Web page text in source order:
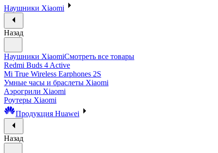
Наушники Xiaomi
Назад
Наушники XiaomiСмотреть все товары
Redmi Buds 4 Active
Mi True Wireless Earphones 2S
Умные часы и браслеты Xiaomi
Аэрогрили Xiaomi
Роутеры Xiaomi
Продукция Huawei
Назад